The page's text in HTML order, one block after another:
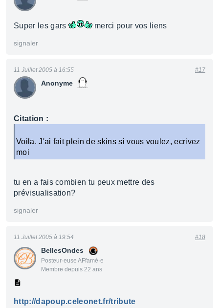
Super les gars merci pour vos liens
signaler
Anonyme
11 Juillet 2005 à 16:55 #17
Citation :
Voila. J'ai fait plein de skins si vous voulez, ecrivez
moi
tu en a fais combien tu peux mettre des
prévisualisation?
signaler
BellesOndes
Posteur·euse AFfamé·e
Membre depuis 22 ans
11 Juillet 2005 à 19:54 #18
http://dapoup.celeonet.fr/tribute